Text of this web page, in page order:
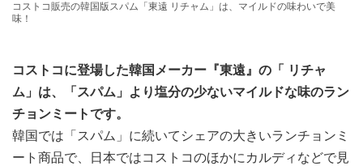
コストコ販売の韓国版スパム「東遠 リチャム」は、マイルドの味わいで美
味！
コストコに登場した韓国メーカー『東遠』の「 リチャ
ム」は、「スパム」より塩分の少ないマイルドな味のラン
チョンミートです。
韓国では「スパム」に続いてシェアの大きいランチョンミ
ート商品で、日本ではコストコのほかにカルディなどで見